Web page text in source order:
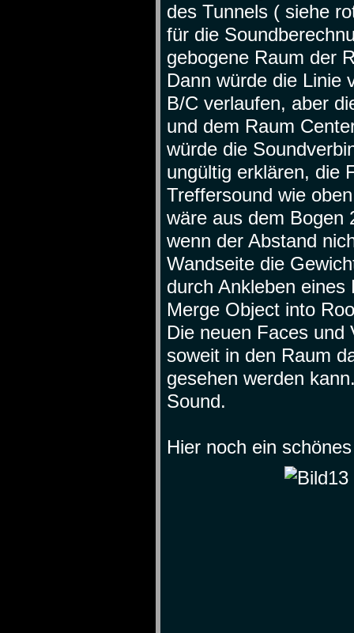
des Tunnels ( siehe
für die
gebogene Raum der
Dann würde die Linie
B/C verlaufen, aber
und dem Raum
würde die
ungültig erklären, die
Treffersound wie
wäre aus dem Bogen
wenn der Abstand
Wandseite die
durch Ankleben
Merge Object into
Die neuen Faces und
soweit in den Raum
gesehen werden
Sound.
Hier noch ein